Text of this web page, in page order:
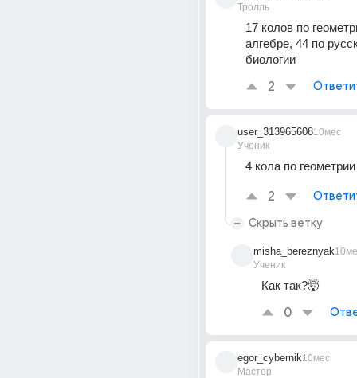
Тролль
17 колов по
алгебре, 44 по
биологии
2
user_313965608
Ученик
10мес
4 кола по геометрии
2
Скрыть ветку
misha_bereznyak
Ученик
Как так?🤯
0
egor_cybernik
Мастер
10мес